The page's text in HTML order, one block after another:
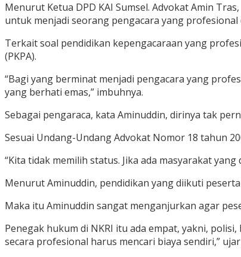
Menurut Ketua DPD KAI Sumsel. Advokat Amin Tras,
untuk menjadi seorang pengacara yang
Terkait soal pendidikan kepengacaraan yang
(PKPA).
“Bagi yang berminat menjadi pengacara yang
yang berhati emas,” imbuhnya.
Sebagai pengaraca, kata Aminuddin, dirinya tak
Sesuai Undang-Undang Advokat Nomor 18 tahun
“Kita tidak memilih status. Jika ada masyarakat
Menurut Aminuddin, pendidikan yang diikuti
Maka itu Aminuddin sangat menganjurkan agar
Penegak hukum di NKRI itu ada empat, yakni,
secara profesional harus mencari biaya sendiri,”